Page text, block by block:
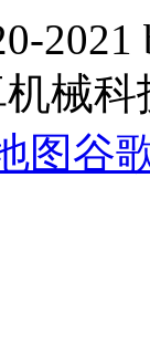
2021
机械
图谷